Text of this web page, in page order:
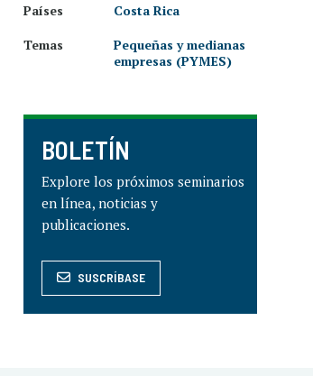
Países
Costa Rica
Temas
Pequeñas y medianas
empresas (PYMES)
BOLETÍN
Explore los próximos seminarios
en línea, noticias y
publicaciones.
SUSCRÍBASE